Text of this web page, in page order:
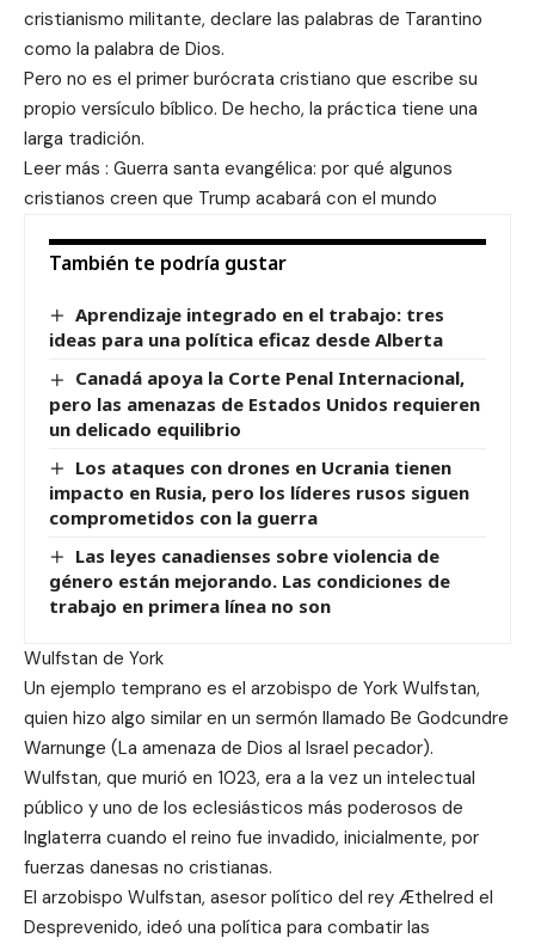
cristianismo militante, declare las palabras de Tarantino
como la palabra de Dios.
Pero no es el primer burócrata cristiano que escribe su
propio versículo bíblico. De hecho, la práctica tiene una
larga tradición.
Leer más : Guerra santa evangélica: por qué algunos
cristianos creen que Trump acabará con el mundo
También te podría gustar
Aprendizaje integrado en el trabajo: tres
ideas para una política eficaz desde Alberta
Canadá apoya la Corte Penal Internacional,
pero las amenazas de Estados Unidos requieren
un delicado equilibrio
Los ataques con drones en Ucrania tienen
impacto en Rusia, pero los líderes rusos siguen
comprometidos con la guerra
Las leyes canadienses sobre violencia de
género están mejorando. Las condiciones de
trabajo en primera línea no son
Wulfstan de York
Un ejemplo temprano es el arzobispo de York Wulfstan,
quien hizo algo similar en un sermón llamado Be Godcundre
Warnunge (La amenaza de Dios al Israel pecador).
Wulfstan, que murió en 1023, era a la vez un intelectual
público y uno de los eclesiásticos más poderosos de
Inglaterra cuando el reino fue invadido, inicialmente, por
fuerzas danesas no cristianas.
El arzobispo Wulfstan, asesor político del rey Æthelred el
Desprevenido, ideó una política para combatir las